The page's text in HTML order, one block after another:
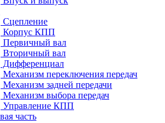
Сцепление
Корпус КПП
Первичный вал
Вторичный вал
Дифференциал
Механизм переключения передач
Механизм задней передачи
Механизм выбора передач
Управление КПП
часть